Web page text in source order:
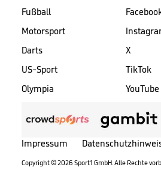
Fußball
Motorsport
Darts
US-Sport
Olympia
X
TikTok
YouTube
Impressum
Copyright ©2026 Sport1 GmbH. Alle Rechte